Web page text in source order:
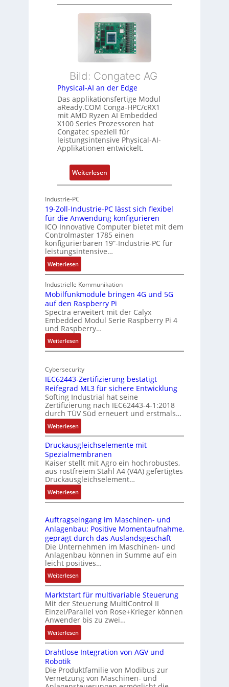
u
s
t
a
n
d
ü
b
e
r
w
a
c
h
u
n
g
r
m
e
h
r
i
s
t
u
n
g
F
l
e
x
i
b
e
E
t
h
e
r
c
a
t
-
A
c
h
i
t
e
r
Bild: Congatec AG
Physical-AI an der Edge
Das applikationsfertige Modul
aReady.COM Conga-HPC/cRX1
mit AMD Ryzen AI Embedded
X100 Series Prozessoren hat
Congatec speziell für
leistungsintensive Physical-AI-
Applikationen entwickelt.
Weiterlesen:
P
s
i
c
a
I
a
n
d
E
g
e
Industrie-PC
19-Zoll-Industrie-PC lässt sich flexibel
für die Anwendung konfigurieren
ICO Innovative Computer bietet mit dem
Controlmaster 1785 einen
konfigurierbaren 19“-Industrie-PC für
leistungsintensive…
Weiterlesen:
1
9
-
Z
o
l
l
-
I
d
u
t
r
i
e
-
P
C
l
ä
s
s
s
c
h
f
l
e
x
i
b
e
l
f
ü
r
i
e
Industrielle Kommunikation
Mobilfunkmodule bringen 4G und 5G
auf den Raspberry Pi
Spectra erweitert mit der Calyx
Embedded Modul Serie Raspberry Pi 4
und Raspberry…
Weiterlesen:
M
b
i
f
u
n
k
m
o
d
u
l
e
b
r
i
n
e
n
4
G
u
n
d
5
G
a
u
f
e
n
Cybersecurity
IEC62443-Zertifizierung bestätigt
Reifegrad ML3 für sichere Entwicklung
Softing Industrial hat seine
Zertifizierung nach IEC62443-4-1:2018
durch TÜV Süd erneuert und erstmals…
Weiterlesen:
I
E
C
6
2
4
4
3
Z
e
r
t
i
i
e
r
n
g
e
s
Druckausgleichselemente mit
Spezialmembranen
Kaiser stellt mit Agro ein hochrobustes,
aus rostfreiem Stahl A4 (V4A) gefertigtes
Druckausgleichselement…
Weiterlesen:
D
u
c
k
a
u
s
g
l
e
i
c
h
s
e
m
Auftragseingang im Maschinen- und
Anlagenbau: Positive Momentaufnahme,
geprägt durch das Auslandsgeschäft
Die Unternehmen im Maschinen- und
Anlagenbau können in Summe auf ein
leicht positives…
Weiterlesen:
A
u
f
t
r
a
g
s
i
n
Marktstart für multivariable Steuerung
Mit der Steuerung MultiControl II
Einzel/Parallel von Rose+Krieger können
Anwender bis zu zwei…
Weiterlesen:
M
a
k
t
Drahtlose Integration von AGV und
Robotik
Die Produktfamilie von Modibus zur
Vernetzung von Maschinen- und